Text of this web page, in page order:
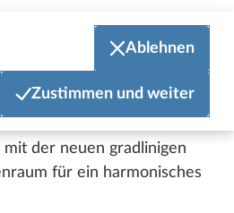
Ablehnen
Zustimmen und weiter
zudem multifunktionale
Insekten‑ und
und Lichtschalter
graphitgraue Dekor an
mit der neuen gradlinigen
für ein harmonisches